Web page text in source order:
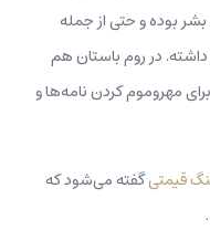
بوده و حتی از جمله
در روم باستان هم
مهروموم کردن نامه‌ها و
قیمتیگفته‌ می‌شود که